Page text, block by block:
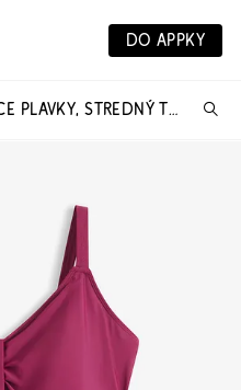
DO APPKY
JEDNODIELNE SŤAHUJÚCE PLAVKY, STREDNÝ TVARUJÚCI EFEKT